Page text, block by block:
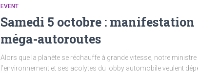
EVENT
Samedi 5 octobre :
méga-autoroutes
Alors que la planète se réchauffe à grande vitesse, notre ministre
l’environnement et ses acolytes du lobby automobile veulent